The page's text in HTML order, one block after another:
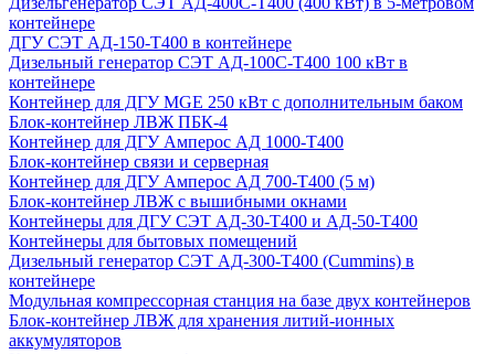
контейнере
ДГУ СЭТ АД-150-Т400 в контейнере
Дизельный генератор СЭТ АД-100С-Т400 100 кВт в
контейнере
Контейнер для ДГУ MGE 250 кВт с дополнительным баком
Блок-контейнер ЛВЖ ПБК-4
Контейнер для ДГУ Амперос АД 1000-Т400
Блок-контейнер связи и серверная
Контейнер для ДГУ Амперос АД 700-Т400 (5 м)
Блок-контейнер ЛВЖ с вышибными окнами
Контейнеры для ДГУ СЭТ АД-30-Т400 и АД-50-Т400
Контейнеры для бытовых помещений
Дизельный генератор СЭТ АД-300-Т400 (Cummins) в
контейнере
Модульная компрессорная станция на базе двух контейнеров
Блок-контейнер ЛВЖ для хранения литий-ионных
аккумуляторов